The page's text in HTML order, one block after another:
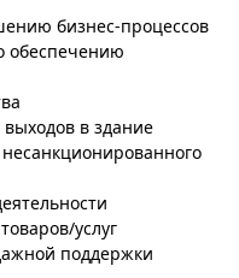
бизнес-процессов
обеспечению
в здание
услуг
поддержки